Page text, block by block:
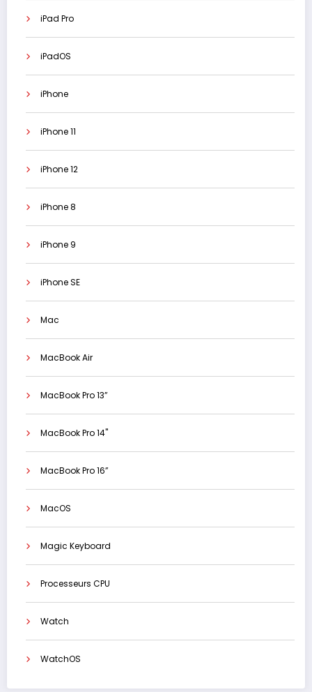
iPad Pro
iPadOS
iPhone
iPhone 11
iPhone 12
iPhone 8
iPhone 9
iPhone SE
Mac
MacBook Air
MacBook Pro 13”
MacBook Pro 14"
MacBook Pro 16”
MacOS
Magic Keyboard
Processeurs CPU
Watch
WatchOS